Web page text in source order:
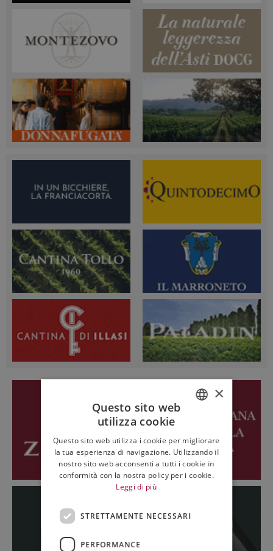
ENGLISH
×
Questo sito web
utilizza cookie
Questo sito web utilizza i cookie per migliorare
la tua esperienza di navigazione. Utilizzando il
nostro sito web acconsenti a tutti i cookie in
conformità con la nostra policy per i cookie.
Leggi di più
STRETTAMENTE NECESSARI
PERFORMANCE